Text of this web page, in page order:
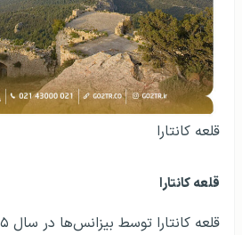
قلعه کانتارا
قلعه کانتارا